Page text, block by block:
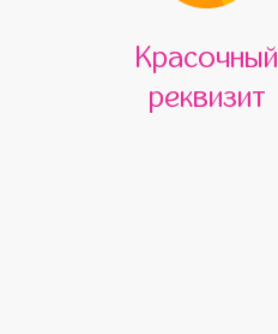
Красочный
реквизит